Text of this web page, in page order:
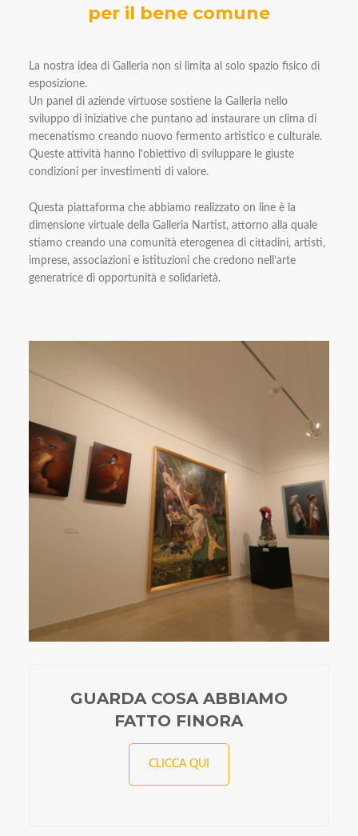
per il bene comune
La nostra idea di Galleria non si limita al solo spazio fisico di
esposizione.
Un panel di aziende virtuose sostiene la Galleria nello
sviluppo di iniziative che puntano ad instaurare un clima di
mecenatismo creando nuovo fermento artistico e culturale.
Queste attività hanno l’obiettivo di sviluppare le giuste
condizioni per investimenti di valore.
Questa piattaforma che abbiamo realizzato on line è la
dimensione virtuale della Galleria Nartist, attorno alla quale
stiamo creando una comunità eterogenea di cittadini, artisti,
imprese, associazioni e istituzioni che credono nell’arte
generatrice di opportunità e solidarietà.
GUARDA COSA ABBIAMO
FATTO FINORA
CLICCA QUI